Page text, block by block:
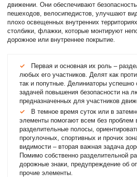
движении. Они обеспечивают
пешеходов, велосипедистов, улучшают
плохо освещенных внутренних
столбики, флажки, которые монтируют
дорожное или внутреннее покрытие.
Первая и основная их роль –
любых его участников. Делят как
так и попутные. Делиниаторы успешно
задачей повышения безопасности на
предназначенных для участников
В темное время суток или в
элементы помогают всем без проблем
разделительные полосы,
прогулочных, спортивных и прочих
видимости – вторая важная задача
Помимо собственно разделительной
дорожные знаки, предупреждение об
прочие элементы.